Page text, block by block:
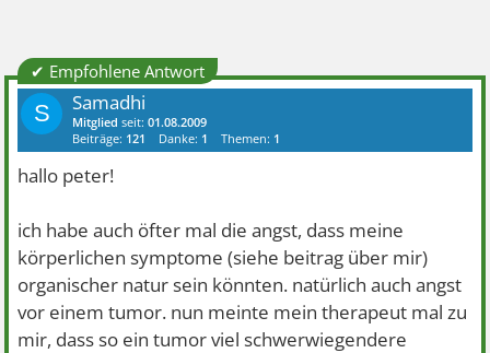
✔ Empfohlene Antwort
S Samadhi
Mitglied seit:01.08.2009
Beiträge: 121 Danke: 1 Themen: 1
hallo peter!
ich habe auch öfter mal die angst, dass meine
körperlichen symptome (siehe beitrag über mir)
organischer natur sein könnten. natürlich auch angst
vor einem tumor. nun meinte mein therapeut mal zu
mir, dass so ein tumor viel schwerwiegendere